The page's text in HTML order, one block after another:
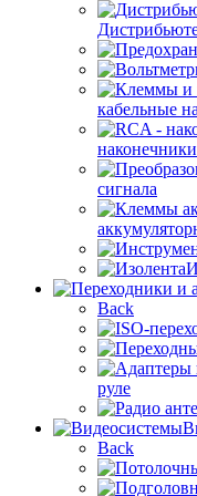
кабельные
сигнала
Back
руле
Back